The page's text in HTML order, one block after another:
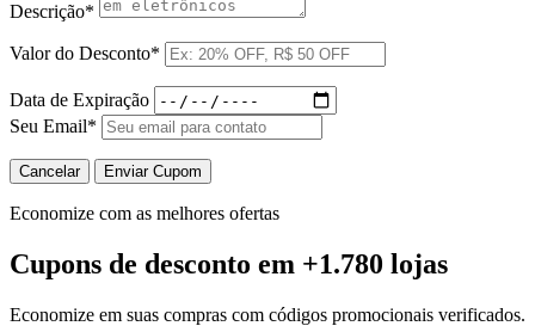
Descrição*
Valor do Desconto*
Data de Expiração
Seu Email*
Cancelar Enviar Cupom
Economize com as melhores ofertas
Cupons de desconto em +1.780 lojas
Economize em suas compras com códigos promocionais verificados.